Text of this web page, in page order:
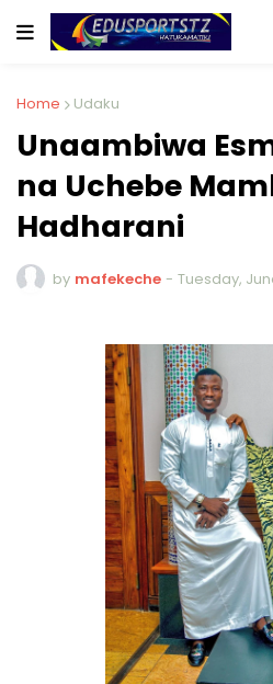
Home Udaku
Unaambiwa
na Uchebe
Hadharani
by mafekeche - Tuesday,